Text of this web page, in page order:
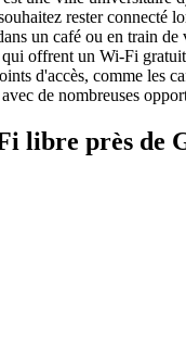
rester connecté
un café ou en train
offrent un Wi-Fi
d'accès, comme les
de nombreuses
libre près de